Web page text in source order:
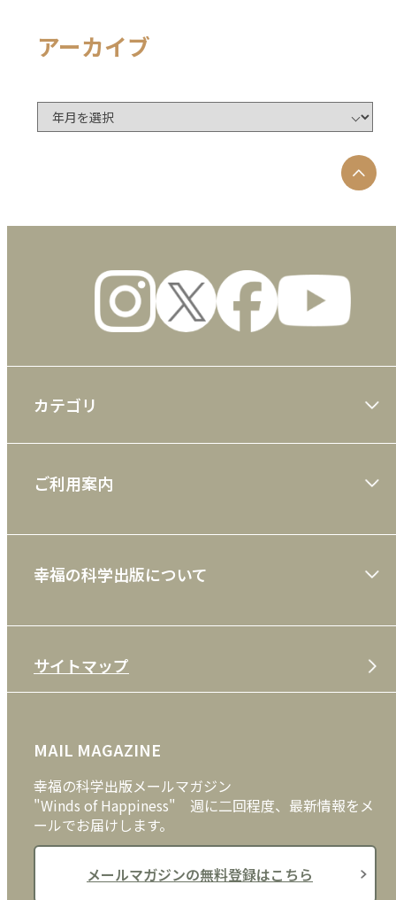
アーカイブ
カテゴリ
雑誌
CD
DVD・ブルーレイ
外国語
ご利用案内
利用規約
特定商取引法
プライバシーポリシー
クッキーポリシー
幸福の科学出版について
メディア・ライブラリー
サイトマップ
MAIL MAGAZINE
幸福の科学出版メールマガジン
"Winds of Happiness" 週に二回程度、最新情報をメ
ールでお届けします。
メールマガジンの無料登録はこちら